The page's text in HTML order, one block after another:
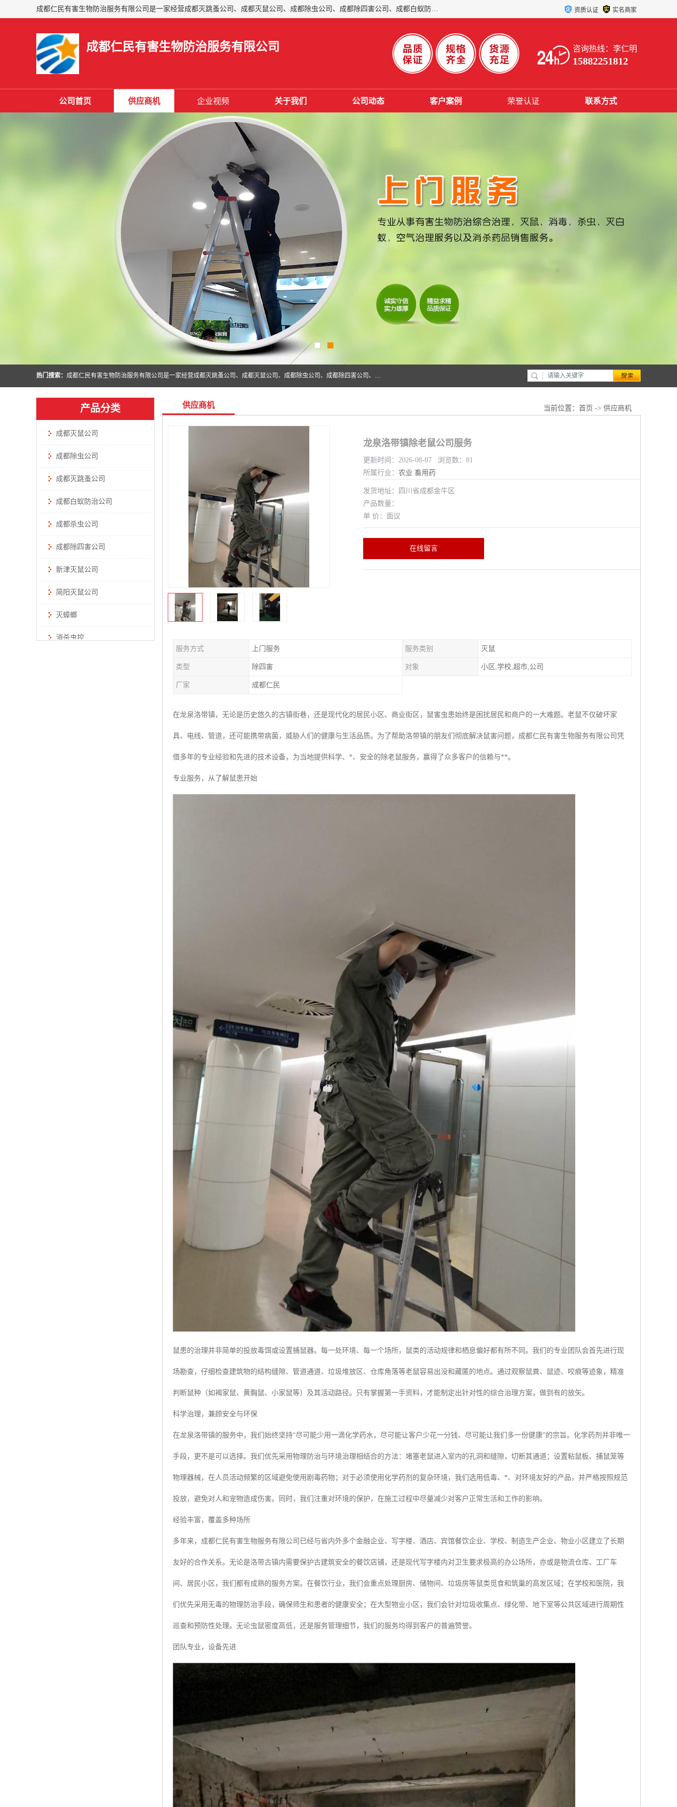
成都仁民有害生物防治服务有限公司是一家经营成都灭跳蚤公司、成都灭鼠公司、成都除虫公司、成都除四害公司、成都白蚁防治公司、成都杀虫公司等。业务覆盖：青白江、郫县、简阳、金堂、乐山、眉山、绵阳、彭州等区域。 由于我们的专业技术和服务态度得到了肯定、 目前公司已经与省内外的多个金 融企业、高端写字楼、星级酒 店、宾馆餐饮企业、学校、制造生产企业、物业小区建立了长期友好的合作关系。 资质认证 实名商家
成都仁民有害生物防治服务有限公司 咨询热线：李仁明
15882251812
公司首页 供应商机 企业视频 关于我们 公司动态 客户案例 荣誉认证 联系方式
热门搜索： 成都仁民有害生物防治服务有限公司是一家经营成都灭跳蚤公司、成都灭鼠公司、成都除虫公司、成都除四害公司、成都白蚁防治公司、成都杀虫公司等。业务覆盖：青白江、郫县、简阳、金堂、乐山、眉山、绵阳、彭州等区域。 由于我们的专业技术和服务态度得到了肯定、 目前公司已经与省内外的多个金 融企业、高端写字楼、星级酒 店、宾馆餐饮企业、学校、制造生产企业、物业小区建立了长期友好的合作关系。
产品分类
成都灭鼠公司
成都除虫公司
成都灭跳蚤公司
成都白蚁防治公司
成都杀虫公司
成都除四害公司
新津灭鼠公司
简阳灭鼠公司
灭蟑螂
消杀虫控
供应商机 当前位置： 首页 -> 供应商机
龙泉洛带镇除老鼠公司服务
更新时间：2026-08-07 浏览数：81
所属行业： 农业 畜用药
发货地址：四川省成都金牛区
产品数量：
单 价：面议
在线留言
服务方式 上门服务 服务类别 灭鼠
类型 除四害 对象 小区,学校,超市,公司
厂家 成都仁民
在龙泉洛带镇，无论是历史悠久的古镇街巷，还是现代化的居民小区、商业街区，鼠害虫患始终是困扰居民和商户的一大难题。老鼠不仅破坏家
具、电线、管道，还可能携带病菌，威胁人们的健康与生活品质。为了帮助洛带镇的朋友们彻底解决鼠害问题，成都仁民有害生物服务有限公司凭
借多年的专业经验和先进的技术设备，为当地提供科学、*、安全的除老鼠服务，赢得了众多客户的信赖与**。
专业服务，从了解鼠患开始
鼠患的治理并非简单的投放毒饵或设置捕鼠器。每一处环境、每一个场所，鼠类的活动规律和栖息偏好都有所不同。我们的专业团队会首先进行现
场勘查，仔细检查建筑物的结构缝隙、管道通道、垃圾堆放区、仓库角落等老鼠容易出没和藏匿的地点。通过观察鼠粪、鼠迹、咬痕等迹象，精准
判断鼠种（如褐家鼠、黄胸鼠、小家鼠等）及其活动路径。只有掌握第一手资料，才能制定出针对性的综合治理方案，做到有的放矢。
科学治理，兼顾安全与环保
在龙泉洛带镇的服务中，我们始终坚持“尽可能少用一滴化学药水，尽可能让客户少花一分钱、尽可能让我们多一份健康”的宗旨。化学药剂并非唯一
手段，更不是可以选择。我们优先采用物理防治与环境治理相结合的方法：堵塞老鼠进入室内的孔洞和缝隙，切断其通道；设置粘鼠板、捕鼠笼等
物理器械，在人员活动频繁的区域避免使用剧毒药物；对于必须使用化学药剂的复杂环境，我们选用低毒、*、对环境友好的产品，并严格按照规范
投放，避免对人和宠物造成伤害。同时，我们注重对环境的保护，在施工过程中尽量减少对客户正常生活和工作的影响。
经验丰富，覆盖多种场所
多年来，成都仁民有害生物服务有限公司已经与省内外多个金融企业、写字楼、酒店、宾馆餐饮企业、学校、制造生产企业、物业小区建立了长期
友好的合作关系。无论是洛带古镇内需要保护古建筑安全的餐饮店铺，还是现代写字楼内对卫生要求极高的办公场所，亦或是物流仓库、工厂车
间、居民小区，我们都有成熟的服务方案。在餐饮行业，我们会重点处理厨房、储物间、垃圾房等鼠类觅食和筑巢的高发区域；在学校和医院，我
们优先采用无毒的物理防治手段，确保师生和患者的健康安全；在大型物业小区，我们会针对垃圾收集点、绿化带、地下室等公共区域进行周期性
巡查和预防性处理。无论虫鼠密度高低，还是服务管理细节，我们的服务均得到客户的普遍赞誉。
团队专业，设备先进